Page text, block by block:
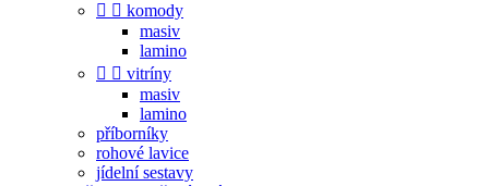
  komody
masiv
lamino
  vitríny
masiv
lamino
příborníky
rohové lavice
jídelní sestavy